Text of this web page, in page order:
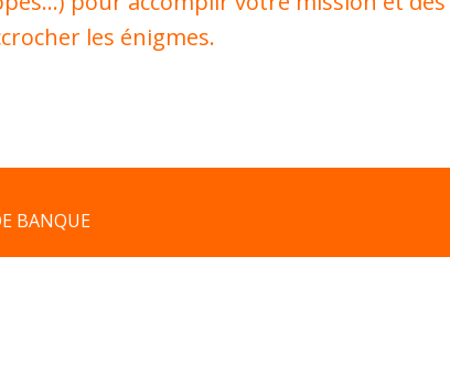
les énigmes.
BANQUE